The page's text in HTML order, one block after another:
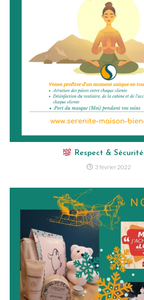
Respect & Sécurité
3 février 2022